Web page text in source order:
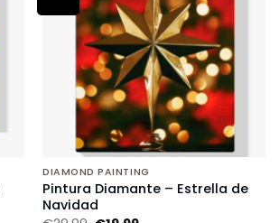
DIAMOND PAINTING
Pintura Diamante – Estrella de
Navidad